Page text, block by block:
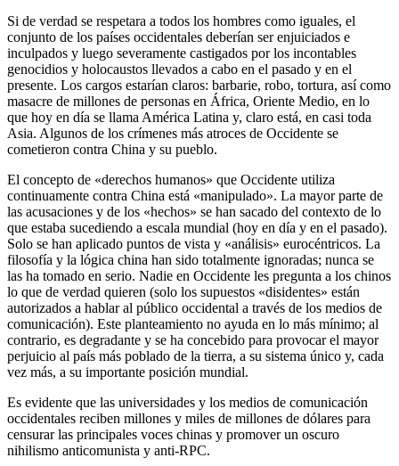
Si de verdad se respetara a todos los hombres como iguales, el
conjunto de los países occidentales deberían ser enjuiciados e
inculpados y luego severamente castigados por los incontables
genocidios y holocaustos llevados a cabo en el pasado y en el
presente. Los cargos estarían claros: barbarie, robo, tortura, así como
masacre de millones de personas en África, Oriente Medio, en lo
que hoy en día se llama América Latina y, claro está, en casi toda
Asia. Algunos de los crímenes más atroces de Occidente se
cometieron contra China y su pueblo.
El concepto de «derechos humanos» que Occidente utiliza
continuamente contra China está «manipulado». La mayor parte de
las acusaciones y de los «hechos» se han sacado del contexto de lo
que estaba sucediendo a escala mundial (hoy en día y en el pasado).
Solo se han aplicado puntos de vista y «análisis» eurocéntricos. La
filosofía y la lógica china han sido totalmente ignoradas; nunca se
las ha tomado en serio. Nadie en Occidente les pregunta a los chinos
lo que de verdad quieren (solo los supuestos «disidentes» están
autorizados a hablar al público occidental a través de los medios de
comunicación). Este planteamiento no ayuda en lo más mínimo; al
contrario, es degradante y se ha concebido para provocar el mayor
perjuicio al país más poblado de la tierra, a su sistema único y, cada
vez más, a su importante posición mundial.
Es evidente que las universidades y los medios de comunicación
occidentales reciben millones y miles de millones de dólares para
censurar las principales voces chinas y promover un oscuro
nihilismo anticomunista y anti-RPC.